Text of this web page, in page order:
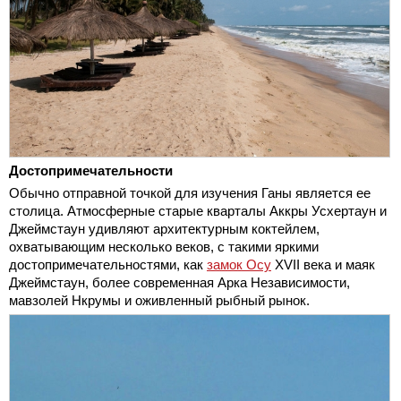
Достопримечательности
Обычно отправной точкой для изучения Ганы является ее
столица. Атмосферные старые кварталы Аккры Усхертаун и
Джеймстаун удивляют архитектурным коктейлем,
охватывающим несколько веков, с такими яркими
достопримечательностями, как замок Осу XVII века и маяк
Джеймстаун, более современная Арка Независимости,
мавзолей Нкрумы и оживленный рыбный рынок.